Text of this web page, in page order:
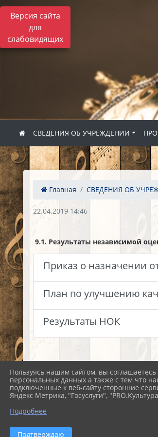
Версия сайта
для
слабовидящих
СВЕДЕНИЯ ОБ УЧРЕЖДЕНИИ
Главная СВЕДЕНИЯ ОБ
22.04.2019 14:46
9.1. Результаты независимой
Приказ о назначении
План по улучшению
Результаты НОК
2026 г. nezam-dk.pavkult.ru
Пользуясь нашим сайтом, вы
персональных данных а также с тем что
подключенные к веб-сайту сторонние
Яндекс Метрика, "Госуслуги",
Подробнее
Подтверждаю